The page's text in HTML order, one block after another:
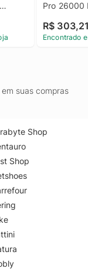
Pro 26000
Wireless -
R$
Encontrado
suas compras
Shop
Shop